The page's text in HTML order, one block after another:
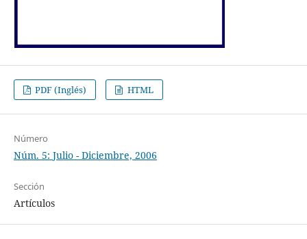
PDF (Inglés) HTML
Número
Núm. 5: Julio - Diciembre, 2006
Sección
Artículos